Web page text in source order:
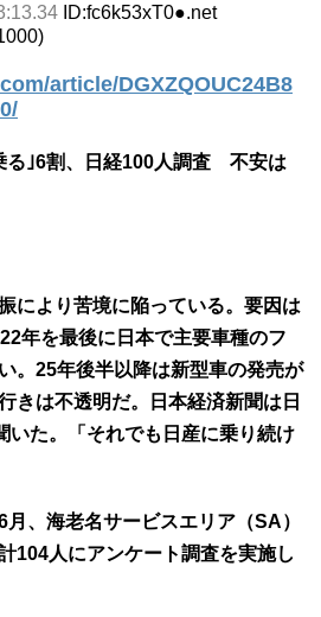
ID:fc6k53xT0●.net
article/DGXZQOUC24B8
る｣6割、日経100人調査 不安は
により苦境に陥っている。要因は
年を最後に日本で主要車種のフ
。25年後半以降は新型車の発売が
きは不透明だ。日本経済新聞は日
いた。「それでも日産に乗り続け
、海老名サービスエリア（SA）
104人にアンケート調査を実施し